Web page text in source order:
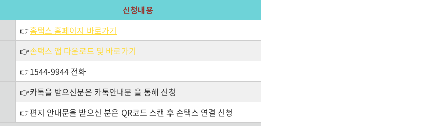
신청내용
👉홈택스 홈페이지 바로가기
👉손택스 앱 다운로드 및 바로가기
👉1544-9944 전화
👉카톡을 받으신분은 카톡안내문 을 통해 신청
👉편지 안내문을 받으신 분은 QR코드 스캔 후 손택스 연결 신청